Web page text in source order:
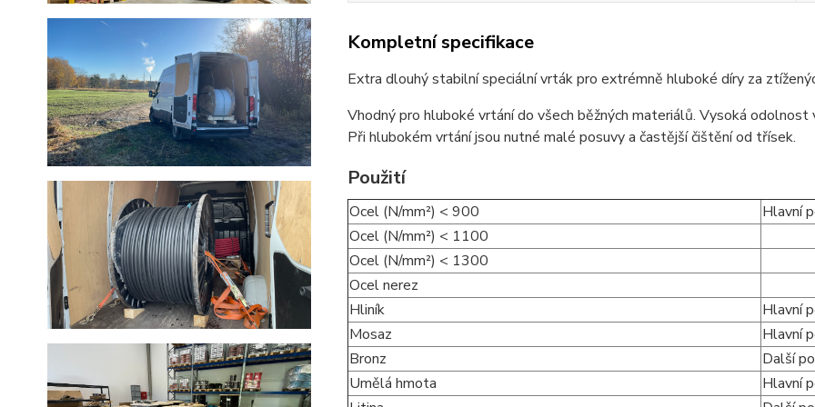
Kompletní specifikace
Extra dlouhý stabilní speciální vrták pro extrémně hluboké díry za
Vhodný pro hluboké vrtání do všech běžných materiálů. Vysoká
Při hlubokém vrtání jsou nutné malé posuvy a častější čištění od třísek.
Použití
Ocel (N/mm²) < 900
Hlavní
Ocel (N/mm²) < 1100
Ocel (N/mm²) < 1300
Ocel nerez
Hliník
Hlavní
Mosaz
Hlavní
Bronz
Další
Umělá hmota
Hlavní